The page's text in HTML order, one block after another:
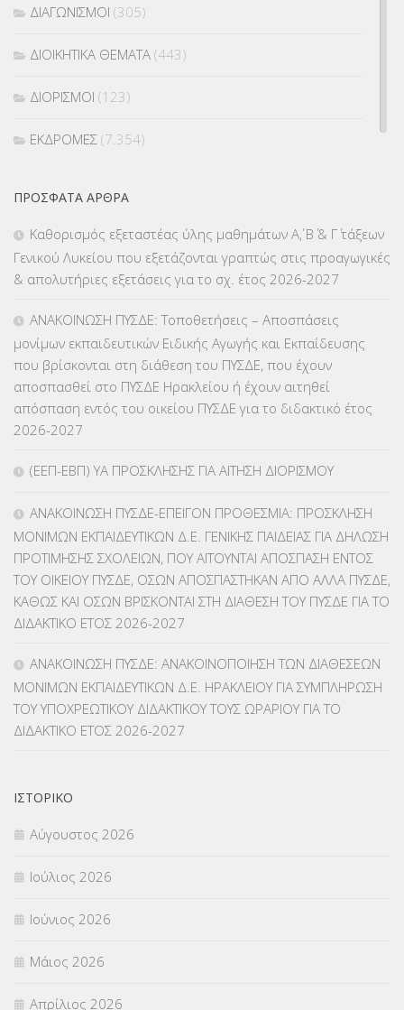
ΔΙΑΓΩΝΙΣΜΟΙ (305)
ΔΙΟΙΚΗΤΙΚΑ ΘΕΜΑΤΑ (443)
ΔΙΟΡΙΣΜΟΙ (123)
ΕΚΔΡΟΜΕΣ (7.354)
ΕΠΙΜΟΡΦΩΣΗ Τ.Π.Ε.(10)
ΚΕΣΥ(60)
ΚΕΣΥΠ(109)
ΚΠγ – ΚΡΑΤΙΚΟ ΠΙΣΤΟΠΟΙΗΤΙΚΟ ΓΛΩΣΣΟΜΑΘΕΙΑΣ
ΚΠπ- ΚΡΑΤΙΚΟ ΠΙΣΤΟΠΟΙΗΤΙΚΟ ΠΛΗΡΟΦΟΡΙΚΗΣ(12)
ΛΟΙΠΑ(309)
ΜΑΘΗΤΕΙΑ(275)
ΜΕΤΑΘΕΣΕΙΣ-ΤΟΠΟΘΕΤΗΣΕΙΣ ΒΕΛΤΙΩΣΕΙΣ(319)
ΜΕΤΑΦΟΡΑ ΜΑΘΗΤΩΝ(3)
ΝΟΜΟΘΕΣΙΑ(66)
ΠΡΌΣΦΑΤΑ ΆΡΘΡΑ
Καθορισμός εξεταστέας ύλης μαθημάτων Α΄, Β΄ & Γ΄ τάξεων
Γενικού Λυκείου που εξετάζονται γραπτώς στις προαγωγικές
& απολυτήριες εξετάσεις για το σχ. έτος 2026-2027
ΑΝΑΚΟΙΝΩΣΗ ΠΥΣΔΕ: Τοποθετήσεις – Αποσπάσεις
μονίμων εκπαιδευτικών Ειδικής Αγωγής και Εκπαίδευσης
που βρίσκονται στη διάθεση του ΠΥΣΔΕ, που έχουν
αποσπασθεί στο ΠΥΣΔΕ Ηρακλείου ή έχουν αιτηθεί
απόσπαση εντός του οικείου ΠΥΣΔΕ για το διδακτικό έτος
2026-2027
(ΕΕΠ-ΕΒΠ) ΥΑ ΠΡΟΣΚΛΗΣΗΣ ΓΙΑ ΑΙΤΗΣΗ ΔΙΟΡΙΣΜΟΥ
ΑΝΑΚΟΙΝΩΣΗ ΠΥΣΔΕ-ΕΠΕΙΓΟΝ ΠΡΟΘΕΣΜΙΑ: ΠΡΟΣΚΛΗΣΗ
ΜΟΝΙΜΩΝ ΕΚΠΑΙΔΕΥΤΙΚΩΝ Δ.Ε. ΓΕΝΙΚΗΣ ΠΑΙΔΕΙΑΣ ΓΙΑ ΔΗΛΩΣΗ
ΠΡΟΤΙΜΗΣΗΣ ΣΧΟΛΕΙΩΝ, ΠΟΥ ΑΙΤΟΥΝΤΑΙ ΑΠΟΣΠΑΣΗ ΕΝΤΟΣ
ΤΟΥ ΟΙΚΕΙΟΥ ΠΥΣΔΕ, ΟΣΩΝ ΑΠΟΣΠΑΣΤΗΚΑΝ ΑΠΟ ΑΛΛΑ ΠΥΣΔΕ,
ΚΑΘΩΣ ΚΑΙ ΟΣΩΝ ΒΡΙΣΚΟΝΤΑΙ ΣΤΗ ΔΙΑΘΕΣΗ ΤΟΥ ΠΥΣΔΕ ΓΙΑ ΤΟ
ΔΙΔΑΚΤΙΚΟ ΕΤΟΣ 2026-2027
ΑΝΑΚΟΙΝΩΣΗ ΠΥΣΔΕ: ΑΝΑΚΟΙΝΟΠΟΙΗΣΗ ΤΩΝ ΔΙΑΘΕΣΕΩΝ
ΜΟΝΙΜΩΝ ΕΚΠΑΙΔΕΥΤΙΚΩΝ Δ.Ε. ΗΡΑΚΛΕΙΟΥ ΓΙΑ ΣΥΜΠΛΗΡΩΣΗ
ΤΟΥ ΥΠΟΧΡΕΩΤΙΚΟΥ ΔΙΔΑΚΤΙΚΟΥ ΤΟΥΣ ΩΡΑΡΙΟΥ ΓΙΑ ΤΟ
ΔΙΔΑΚΤΙΚΟ ΕΤΟΣ 2026-2027
ΙΣΤΟΡΙΚΌ
Αύγουστος 2026
Ιούλιος 2026
Ιούνιος 2026
Μάιος 2026
Απρίλιος 2026